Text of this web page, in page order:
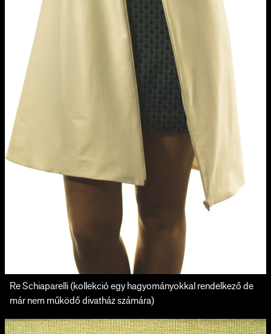
Re Schiaparelli (kollekció egy hagyományokkal rendelkező de
már nem működő divatház számára)